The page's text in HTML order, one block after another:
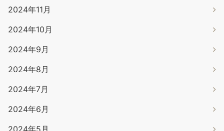
2024年11月
2024年10月
2024年9月
2024年8月
2024年7月
2024年6月